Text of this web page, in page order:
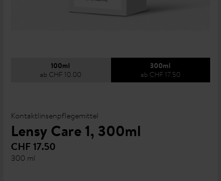
100ml
ab CHF 10.00
300ml
ab CHF 17.50
Kontaktlinsenpflegemittel
Lensy Care 1, 300ml
CHF 17.50
300 ml